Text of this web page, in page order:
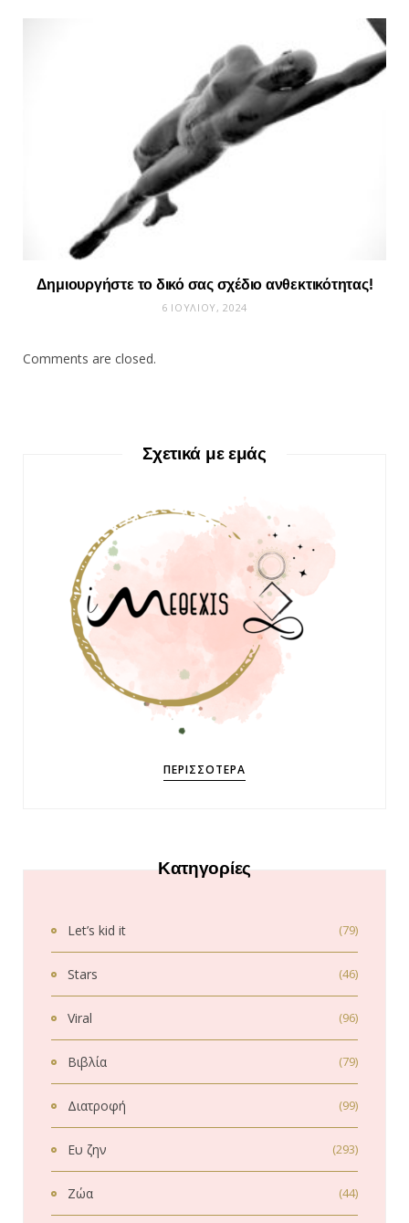
Δημιουργήστε το δικό σας σχέδιο ανθεκτικότητας!
6 ΙΟΥΛΊΟΥ, 2024
Comments are closed.
Σχετικά με εμάς
ΠΕΡΙΣΣΌΤΕΡΑ
Κατηγορίες
Let’s kid it (79)
Stars (46)
Viral (96)
Βιβλία (79)
Διατροφή (99)
Ευ ζην (293)
Ζώα (44)